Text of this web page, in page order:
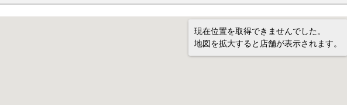
現在位置を取得できませんでした。
地図を拡大すると店舗が表示されます。